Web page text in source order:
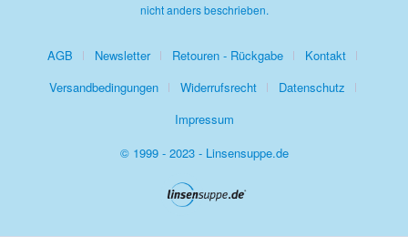
nicht anders beschrieben.
AGB Newsletter Retouren - Rückgabe
Kontakt
Versandbedingungen
Widerrufsrecht
Datenschutz
Impressum
© 1999 - 2023 - Linsensuppe.de